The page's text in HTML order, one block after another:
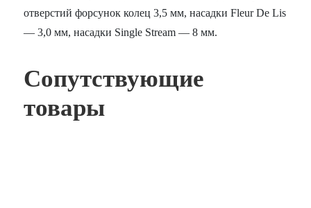
отверстий форсунок колец 3,5 мм, насадки Fleur De Lis
— 3,0 мм, насадки Single Stream — 8 мм.
Сопутствующие
товары